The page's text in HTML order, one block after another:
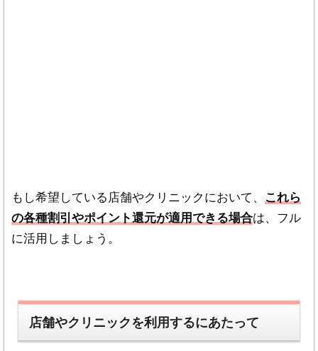
もし希望している店舗やクリニックにおいて、
これら
の各種割引やポイント還元が適用できる場合は、フル
に活用しましょう。
店舗やクリニックを利用するにあたって